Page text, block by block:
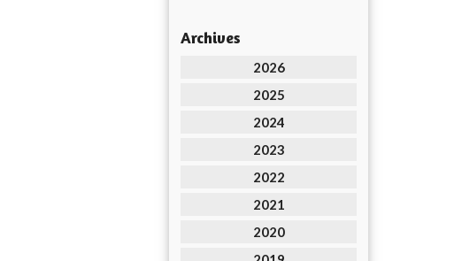
Archives
2026
2025
2024
2023
2022
2021
2020